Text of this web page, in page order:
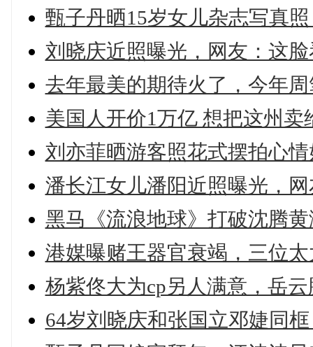
甄子丹晒15岁女儿杂志写真
刘晓庆近照曝光，网友：这
去年最美的期待火了，今年
美国人开价1万亿 想把这州
刘亦菲晒游客照花式摆拍心
潘长江女儿潘阳近照曝光，
黑马《流浪地球》打破沈腾
港媒曝赌王器官衰竭，三位
杨紫佟大为cp另人满意，岳
64岁刘晓庆和张国立邓婕同